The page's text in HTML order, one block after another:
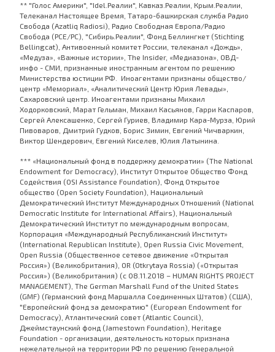
** "Голос Америки", "Idel.Реалии", Кавказ.Реалии, Крым.Реалии,
Телеканал Настоящее Время, Татаро-башкирская служба Радио
Свобода (Azatliq Radiosi), Радио Свободная Европа/Радио
Свобода (PCE/PC), "Сибирь.Реалии", Фонд Беллингкет (Stichting
Bellingcat), Антивоенный комитет России, телеканал «Дождь»,
«Медуза», «Важные истории», The Insider, «Медиазона», ОВД-
инфо - СМИ, признанные иностранным агентом по решению
Министерства юстиции РФ. Иноагентами признаны общество/
центр «Мемориал», «Аналитический Центр Юрия Левады»,
Сахаровский центр. Иноагентами признаны Михаил
Ходорковский, Марат Гельман, Михаил Касьянов, Гарри Каспаров,
Сергей Алексашенко, Сергей Гуриев, Владимир Кара-Мурза, Юрий
Пивоваров, Дмитрий Гудков, Борис Зимин, Евгений Чичваркин,
Виктор Шендерович, Евгений Киселев, Юлия Латынина.
*** «Национальный фонд в поддержку демократии» (The National
Endowment for Democracy), Институт Открытое Общество Фонд
Содействия (OSI Assistance Foundation), Фонд Открытое
общество (Open Society Foundation), Национальный
Демократический Институт Международных Отношений (National
Democratic Institute for International Affairs), Национальный
Демократический Институт по международным вопросам,
Корпорация «Международный Республиканский Институт»
(International Republican Institute), Open Russia Civic Movement,
Open Russia (Общественное сетевое движение «Открытая
Россия») (Великобритания), OR (Otkrytaya Rossia) («Открытая
Россия») (Великобритания) (с 08.11.2018 – HUMAN RIGHTS PROJECT
MANAGEMENT), The German Marshall Fund of the United States
(GMF) (Германский фонд Маршалла Соединенных Штатов) (США),
"Европейский фонд за демократию" (European Endowment for
Democracy), Атлантический совет (Atlantic Council),
Джеймстаунский фонд (Jamestown Foundation), Heritage
Foundation - организации, деятельность которых признана
нежелательной на территории РФ по решению Генеральной